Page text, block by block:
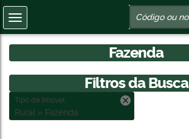
Fazenda
Filtros da Busca
Tipo de Imóvel:
Rural » Fazenda